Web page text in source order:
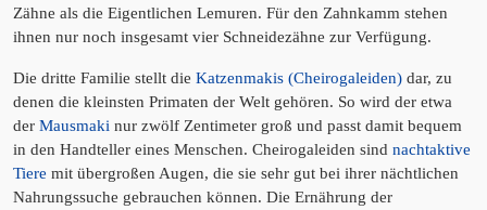
Zähne als die Eigentlichen Lemuren. Für den Zahnkamm stehen
ihnen nur noch insgesamt vier Schneidezähne zur Verfügung.
Die dritte Familie stellt die Katzenmakis (Cheirogaleiden) dar, zu
denen die kleinsten Primaten der Welt gehören. So wird der etwa
der Mausmaki nur zwölf Zentimeter groß und passt damit bequem
in den Handteller eines Menschen. Cheirogaleiden sind nachtaktive
Tiere mit übergroßen Augen, die sie sehr gut bei ihrer nächtlichen
Nahrungssuche gebrauchen können. Die Ernährung der